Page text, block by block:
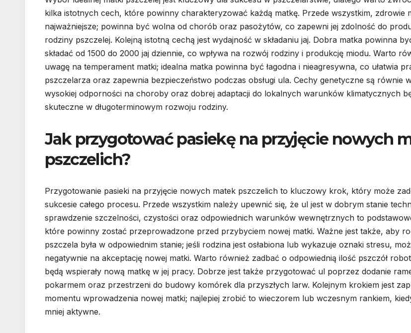
kilka istotnych cech, które powinny charakteryzować każdą matkę. Przede wszystkim, zdrowie
najważniejsze; powinna być wolna od chorób oraz pasożytów, co zapewni jej zdolność do
rodziny pszczelej. Kolejną istotną cechą jest wydajność w składaniu jaj. Dobra matka powinna
składać od 1500 do 2000 jaj dziennie, co wpływa na rozwój rodziny i produkcję miodu. Warto
uwagę na temperament matki; idealna matka powinna być łagodna i nieagresywna, co ułatwia
pszczelarza oraz zapewnia bezpieczeństwo podczas obsługi ula. Cechy genetyczne są równie
wysokiej odporności na choroby oraz dobrej adaptacji do lokalnych warunków klimatycznych
skuteczne w długoterminowym rozwoju rodziny.
Jak przygotować pasiekę na przyjęcie nowych
pszczelich?
Przygotowanie pasieki na przyjęcie nowych matek pszczelich to kluczowy krok, który może
sukcesie całego procesu. Przede wszystkim należy upewnić się, że ul jest w dobrym stanie
sprawdzenie szczelności, czystości oraz odpowiednich warunków wewnętrznych to
które powinny zostać przeprowadzone przed przybyciem nowej matki. Ważne jest także, aby
pszczela była w odpowiednim stanie; jeśli rodzina jest osłabiona lub wykazuje oznaki stresu,
negatywnie na akceptację nowej matki. Warto również zadbać o odpowiednią ilość pszczół
będą wspierały nową matkę w jej pracy. Dobrze jest także przygotować ul poprzez dodanie
pokarmem oraz przestrzeni do budowy komórek dla przyszłych larw. Kolejnym krokiem jest
momentu wprowadzenia nowej matki; najlepiej zrobić to wieczorem lub wczesnym rankiem,
mniej aktywne.